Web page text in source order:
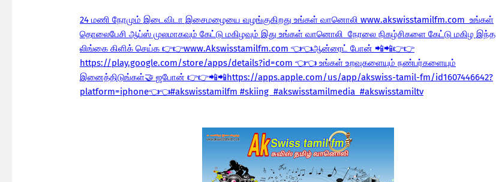
24 மணி நேரமும் இடைவிடா இசைமழையை வழங்குகிறது உங்கள் வானொலி www.akswisstamilfm.com உங்கள்
தொலைபேசி ஆப்ஸ் முலமாகவும் கேட்டு மகிழவும் இது உங்கள் வானொலி நேரலை நிகழ்சிகளை கேட்டு மகிழ இந்த
லிங்கை கிளிக் செய்க 👉👉www.Akswisstamilfm.com 👈👈ஆன்ரைட் போன் 📲📲👉👉
https://play.google.com/store/apps/details?id=com 👈👈 உங்கள் உறவுகளையும் நண்பர்களையும்
இனைத்திடுங்கள்🤝 ஜபோன் 👉👉📲📲https://apps.apple.com/us/app/akswiss-tamil-fm/id1607446642?
platform=iphone👈👈#akswisstamilfm #skiing #akswisstamilmedia #akswisstamiltv